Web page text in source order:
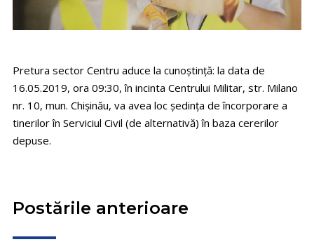
Pretura sector Centru aduce la cunoștință: la data de
16.05.2019, ora 09:30, în incinta Centrului Militar, str. Milano
nr. 10, mun. Chișinău, va avea loc ședința de încorporare a
tinerilor în Serviciul Civil (de alternativă) în baza cererilor
depuse.
Postările anterioare